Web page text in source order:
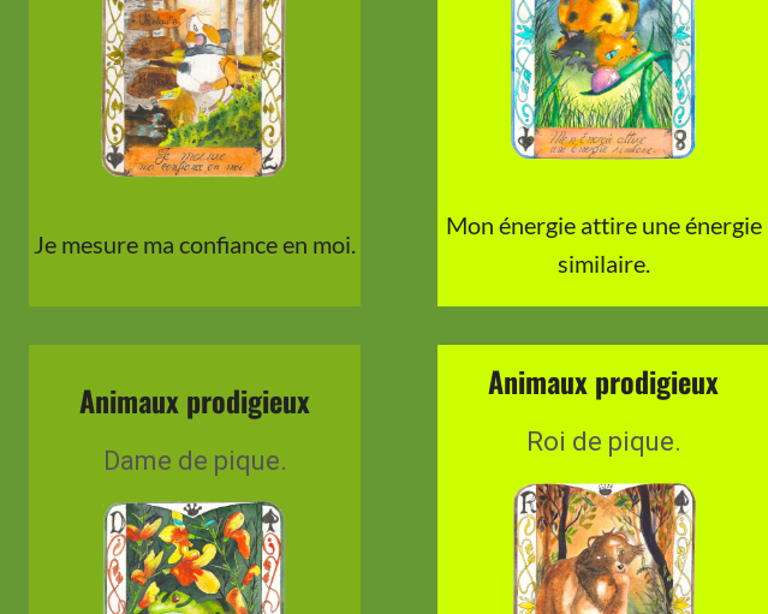
Je mesure ma confiance en moi.
Mon énergie attire une énergie
similaire.
Animaux prodigieux
Dame de pique.
Animaux prodigieux
Roi de pique.